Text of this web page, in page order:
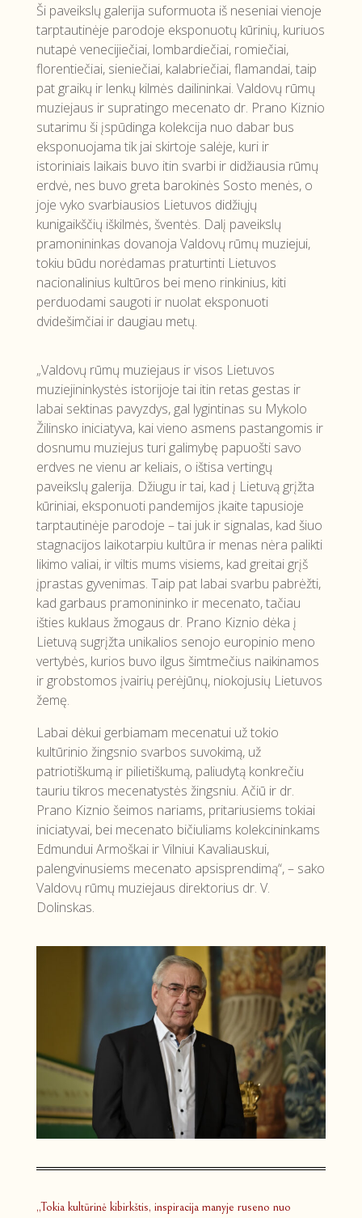
Ši paveikslų galerija suformuota iš neseniai vienoje
tarptautinėje parodoje eksponuotų kūrinių, kuriuos
nutapė venecijiečiai, lombardiečiai, romiečiai,
florentiečiai, sieniečiai, kalabriečiai, flamandai, taip
pat graikų ir lenkų kilmės dailininkai. Valdovų rūmų
muziejaus ir supratingo mecenato dr. Prano Kiznio
sutarimu ši įspūdinga kolekcija nuo dabar bus
eksponuojama tik jai skirtoje salėje, kuri ir
istoriniais laikais buvo itin svarbi ir didžiausia rūmų
erdvė, nes buvo greta barokinės Sosto menės, o
joje vyko svarbiausios Lietuvos didžiųjų
kunigaikščių iškilmės, šventės. Dalį paveikslų
pramonininkas dovanoja Valdovų rūmų muziejui,
tokiu būdu norėdamas praturtinti Lietuvos
nacionalinius kultūros bei meno rinkinius, kiti
perduodami saugoti ir nuolat eksponuoti
dvidešimčiai ir daugiau metų.
„Valdovų rūmų muziejaus ir visos Lietuvos
muziejininkystės istorijoje tai itin retas gestas ir
labai sektinas pavyzdys, gal lygintinas su Mykolo
Žilinsko iniciatyva, kai vieno asmens pastangomis ir
dosnumu muziejus turi galimybę papuošti savo
erdves ne vienu ar keliais, o ištisa vertingų
paveikslų galerija. Džiugu ir tai, kad į Lietuvą grįžta
kūriniai, eksponuoti pandemijos įkaite tapusioje
tarptautinėje parodoje – tai juk ir signalas, kad šiuo
stagnacijos laikotarpiu kultūra ir menas nėra palikti
likimo valiai, ir viltis mums visiems, kad greitai grįš
įprastas gyvenimas. Taip pat labai svarbu pabrėžti,
kad garbaus pramonininko ir mecenato, tačiau
išties kuklaus žmogaus dr. Prano Kiznio dėka į
Lietuvą sugrįžta unikalios senojo europinio meno
vertybės, kurios buvo ilgus šimtmečius naikinamos
ir grobstomos įvairių perėjūnų, niokojusių Lietuvos
žemę.
Labai dėkui gerbiamam mecenatui už tokio
kultūrinio žingsnio svarbos suvokimą, už
patriotiškumą ir pilietiškumą, paliudytą konkrečiu
tauriu tikros mecenatystės žingsniu. Ačiū ir dr.
Prano Kiznio šeimos nariams, pritariusiems tokiai
iniciatyvai, bei mecenato bičiuliams kolekcininkams
Edmundui Armoškai ir Vilniui Kavaliauskui,
palengvinusiems mecenato apsisprendimą“, – sako
Valdovų rūmų muziejaus direktorius dr. V.
Dolinskas.
„Tokia kultūrinė kibirkštis, inspiracija manyje ruseno nuo